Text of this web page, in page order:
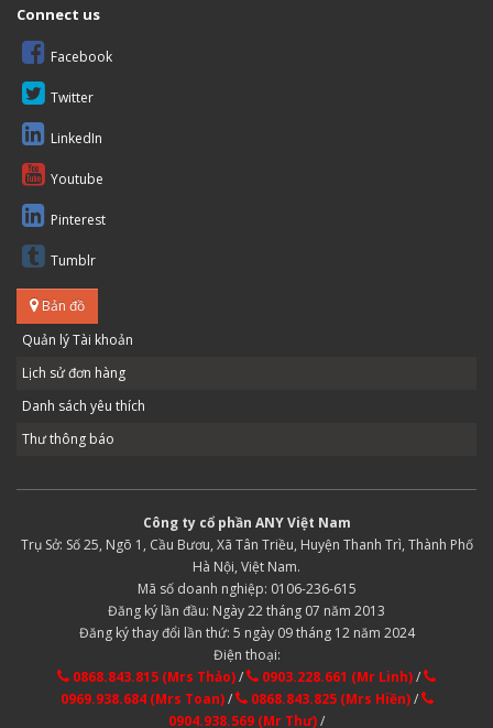
Connect us
Facebook
Twitter
LinkedIn
Youtube
Pinterest
Tumblr
Bản đồ
Quản lý Tài khoản
Lịch sử đơn hàng
Danh sách yêu thích
Thư thông báo
Công ty cổ phần ANY Việt Nam
Trụ Sở: Số 25, Ngõ 1, Cầu Bươu, Xã Tân Triều, Huyện Thanh Trì, Thành Phố
Hà Nội, Việt Nam.
Mã số doanh nghiệp: 0106-236-615
Đăng ký lần đầu: Ngày 22 tháng 07 năm 2013
Đăng ký thay đổi lần thứ: 5 ngày 09 tháng 12 năm 2024
Điện thoại:
0868.843.815 (Mrs Thảo)/ 0903.228.661 (Mr Linh)/
0969.938.684 (Mrs Toan)/ 0868.843.825 (Mrs Hiền)/
0904.938.569 (Mr Thư)/